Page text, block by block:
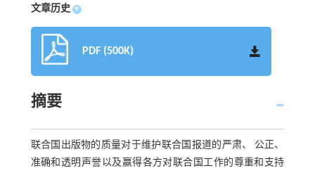
文章历史 +
PDF (500K)
摘要
联合国出版物的质量对于维护联合国报道的严肃、 公正、
准确和透明声誉以及赢得各方对联合国工作的尊重和支持